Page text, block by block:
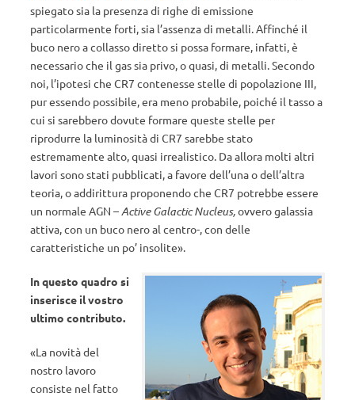
spiegato sia la presenza di righe di emissione
particolarmente forti, sia l’assenza di metalli. Affinché il
buco nero a collasso diretto si possa formare, infatti, è
necessario che il gas sia privo, o quasi, di metalli. Secondo
noi, l’ipotesi che CR7 contenesse stelle di popolazione III,
pur essendo possibile, era meno probabile, poiché il tasso a
cui si sarebbero dovute formare queste stelle per
riprodurre la luminosità di CR7 sarebbe stato
estremamente alto, quasi irrealistico. Da allora molti altri
lavori sono stati pubblicati, a favore dell’una o dell’altra
teoria, o addirittura proponendo che CR7 potrebbe essere
un normale AGN –Active Galactic Nucleus,ovvero galassia
attiva, con un buco nero al centro-, con delle
caratteristiche un po’ insolite».
In questo quadro si
inserisce il vostro
ultimo contributo.
«La novità del
nostro lavoro
consiste nel fatto